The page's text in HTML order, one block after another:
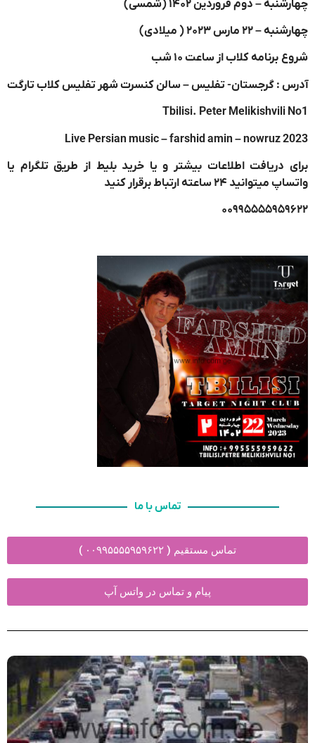
چهارشنبه – دوم فروردین ۱۴۰۲ (شمسی)
چهارشنبه – ۲۲ مارس ۲۰۲۳ ( میلادی)
شروع برنامه کلاب از ساعت ۱۰ شب
آدرس : گرجستان- تفلیس – سالن کنسرت شهر تفلیس کلاب تارگت
Tbilisi. Peter Melikishvili No1
Live Persian music – farshid amin – nowruz 2023
برای دریافت اطلاعات بیشتر و یا خرید بلیط از طریق تلگرام یا
واتساپ میتوانید ۲۴ ساعته ارتباط برقرار کنید
۰۰۹۹۵۵۵۵۹۵۹۶۲۲
تماس با ما
تماس مستقیم ( ۰۰۹۹۵۵۵۵۹۵۹۶۲۲ )
پیام و تماس در واتس آپ